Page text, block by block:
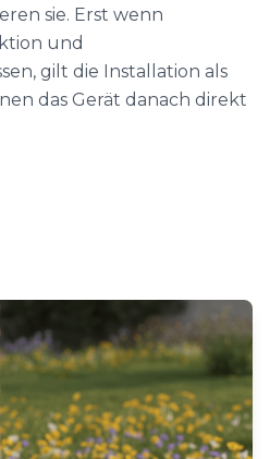
sie. Erst wenn
und
gilt die Installation als
das Gerät danach direkt